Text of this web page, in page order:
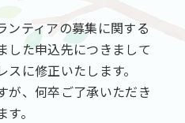
ンティアの募集に関する
した申込先につきまして
に修正いたします。
が、何卒ご了承いただき
。